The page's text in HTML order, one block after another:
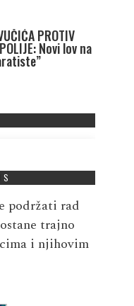
PROTIV
Novi lov na
podržati rad
trajno
i njihovim